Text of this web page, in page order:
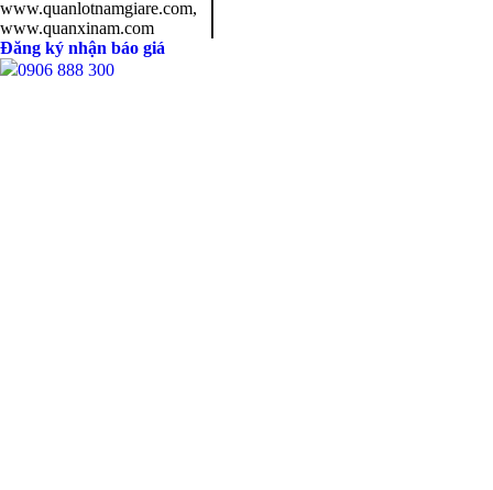
www.quanlotnamgiare.com,
www.quanxinam.com
Đăng ký nhận báo giá
0906 888 300